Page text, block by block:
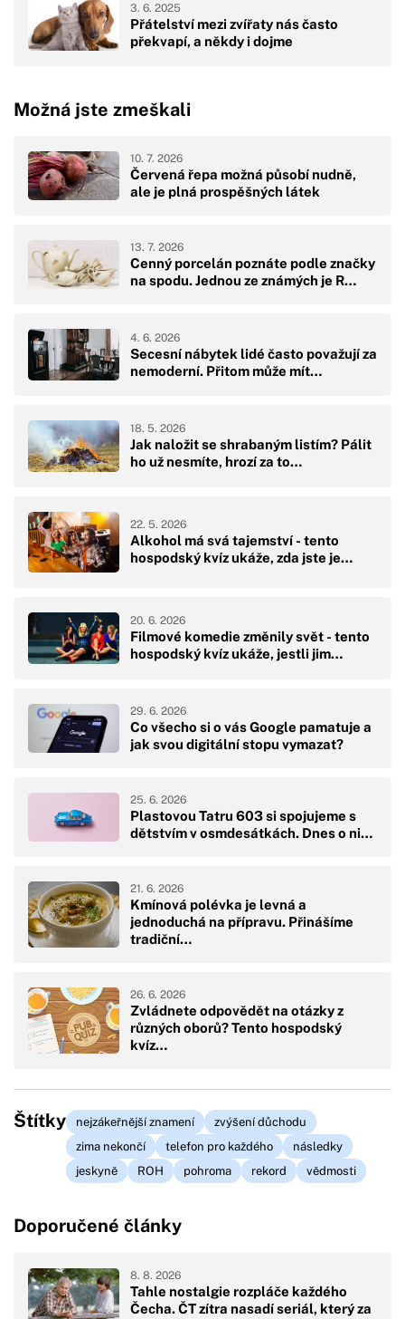
Přátelství mezi zvířaty nás často
překvapí, a někdy i dojme
3. 6. 2025
Možná jste zmeškali
Červená řepa možná působí nudně,
ale je plná prospěšných látek
10. 7. 2026
Cenný porcelán poznáte podle značky
na spodu. Jednou ze známých je R…
13. 7. 2026
Secesní nábytek lidé často považují za
nemoderní. Přitom může mít…
4. 6. 2026
Jak naložit se shrabaným listím? Pálit
ho už nesmíte, hrozí za to…
18. 5. 2026
Alkohol má svá tajemství - tento
hospodský kvíz ukáže, zda jste je…
22. 5. 2026
Filmové komedie změnily svět - tento
hospodský kvíz ukáže, jestli jim…
20. 6. 2026
Co všecho si o vás Google pamatuje a
jak svou digitální stopu vymazat?
29. 6. 2026
Plastovou Tatru 603 si spojujeme s
dětstvím v osmdesátkách. Dnes o ni…
25. 6. 2026
Kmínová polévka je levná a
jednoduchá na přípravu. Přinášíme
tradiční…
21. 6. 2026
Zvládnete odpovědět na otázky z
různých oborů? Tento hospodský
kvíz…
26. 6. 2026
Štítky nejzákeřnější znamení
zvýšení důchodu
zima nekončí
telefon pro každého
následky
jeskyně
ROH pohroma rekord vědmosti
Doporučené články
Tahle nostalgie rozpláče každého
Čecha. ČT zítra nasadí seriál, který za
8. 8. 2026